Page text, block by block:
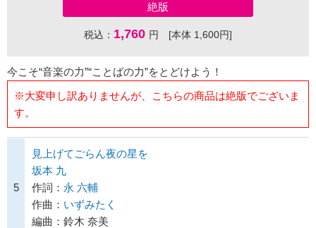
絶版
税込： 1,760 円 [本体 1,600円]
今こそ“音楽の力”“ことばの力”をとどけよう！
※大変申し訳ありませんが、こちらの商品は絶版でございま
す。
5
見上げてごらん夜の星を
坂本 九
作詞： 永 六輔
作曲： いずみたく
編曲：鈴木 奈美